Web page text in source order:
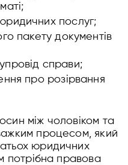
послуг;
пакету документів
справи;
про розірвання
між чоловіком та
процесом, який
юридичних
потрібна правова